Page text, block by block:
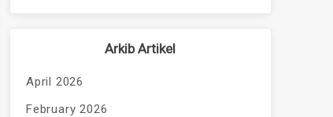
Arkib Artikel
April 2026
February 2026